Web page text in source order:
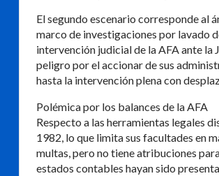
El segundo escenario corresponde al
marco de investigaciones por lavado
intervención judicial de la AFA ante la
peligro por el accionar de sus
hasta la intervención plena con
Polémica por los balances de la AFA
Respecto a las herramientas legales
1982, lo que limita sus facultades en
multas, pero no tiene atribuciones
estados contables hayan sido